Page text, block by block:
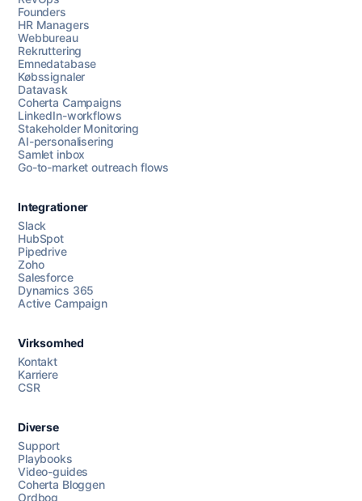
Chat med os
AI Campaign Assist
Founders
HR Managers
Webbureau
Rekruttering
Emnedatabase
Købssignaler
Datavask
Coherta Campaigns
LinkedIn-workflows
Stakeholder Monitoring
AI-personalisering
Samlet inbox
Go-to-market outreach flows
Integrationer
Slack
HubSpot
Pipedrive
Zoho
Salesforce
Dynamics 365
Active Campaign
Virksomhed
Kontakt
Karriere
CSR
Diverse
Support
Playbooks
Video-guides
Coherta Bloggen
Ordbog